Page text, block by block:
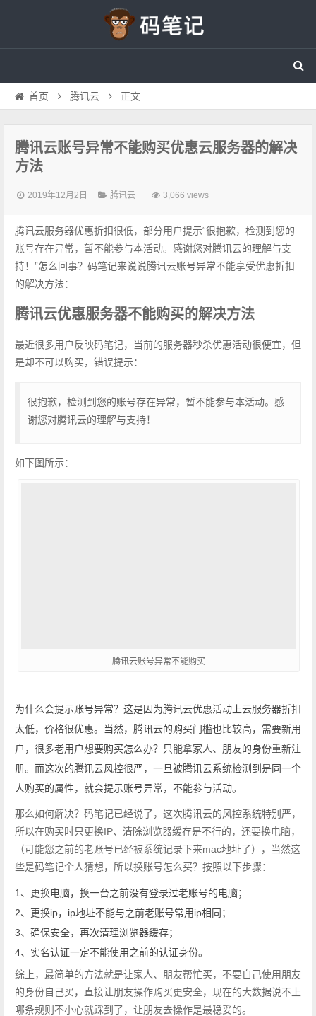
首页 腾讯云 正文
腾讯云账号异常不能购买优惠云服务器的解决
方法
2019年12月2日 腾讯云 3,066 views
腾讯云服务器优惠折扣很低，部分用户提示“很抱歉，检测到您的
账号存在异常，暂不能参与本活动。感谢您对腾讯云的理解与支
持！”怎么回事？码笔记来说说腾讯云账号异常不能享受优惠折扣
的解决方法：
腾讯云优惠服务器不能购买的解决方法
最近很多用户反映码笔记，当前的服务器秒杀优惠活动很便宜，但
是却不可以购买，错误提示：
很抱歉，检测到您的账号存在异常，暂不能参与本活动。感
谢您对腾讯云的理解与支持！
如下图所示：
腾讯云账号异常不能购买
为什么会提示账号异常？这是因为腾讯云优惠活动上云服务器折扣
太低，价格很优惠。当然，腾讯云的购买门槛也比较高，需要新用
户，很多老用户想要购买怎么办？只能拿家人、朋友的身份重新注
册。而这次的腾讯云风控很严，一旦被腾讯云系统检测到是同一个
人购买的属性，就会提示账号异常，不能参与活动。
那么如何解决？码笔记已经说了，这次腾讯云的风控系统特别严，
所以在购买时只更换IP、清除浏览器缓存是不行的，还要换电脑，
（可能您之前的老账号已经被系统记录下来mac地址了），当然这
些是码笔记个人猜想，所以换账号怎么买？按照以下步骤：
1、更换电脑，换一台之前没有登录过老账号的电脑；
2、更换ip，ip地址不能与之前老账号常用ip相同；
3、确保安全，再次清理浏览器缓存；
4、实名认证一定不能使用之前的认证身份。
综上，最简单的方法就是让家人、朋友帮忙买，不要自己使用朋友
的身份自己买，直接让朋友操作购买更安全，现在的大数据说不上
哪条规则不小心就踩到了，让朋友去操作是最稳妥的。